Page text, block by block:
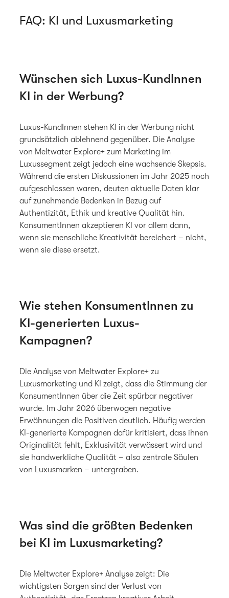
FAQ: KI und Luxusmarketing
Wünschen sich Luxus-KundInnen
KI in der Werbung?
Luxus-KundInnen stehen KI in der Werbung nicht
grundsätzlich ablehnend gegenüber. Die Analyse
von Meltwater Explore+ zum Marketing im
Luxussegment zeigt jedoch eine wachsende Skepsis.
Während die ersten Diskussionen im Jahr 2025 noch
aufgeschlossen waren, deuten aktuelle Daten klar
auf zunehmende Bedenken in Bezug auf
Authentizität, Ethik und kreative Qualität hin.
KonsumentInnen akzeptieren KI vor allem dann,
wenn sie menschliche Kreativität bereichert – nicht,
wenn sie diese ersetzt.
Wie stehen KonsumentInnen zu
KI-generierten Luxus-
Kampagnen?
Die Analyse von Meltwater Explore+ zu
Luxusmarketing und KI zeigt, dass die Stimmung der
KonsumentInnen über die Zeit spürbar negativer
wurde. Im Jahr 2026 überwogen negative
Erwähnungen die Positiven deutlich. Häufig werden
KI-generierte Kampagnen dafür kritisiert, dass ihnen
Originalität fehlt, Exklusivität verwässert wird und
sie handwerkliche Qualität – also zentrale Säulen
von Luxusmarken – untergraben.
Was sind die größten Bedenken
bei KI im Luxusmarketing?
Die Meltwater Explore+ Analyse zeigt: Die
wichtigsten Sorgen sind der Verlust von